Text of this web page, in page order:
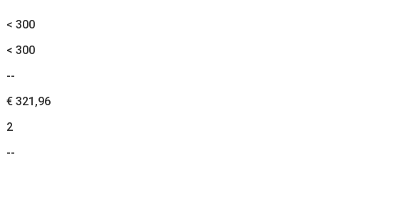
< 300
< 300
--
€ 321,96
2
--